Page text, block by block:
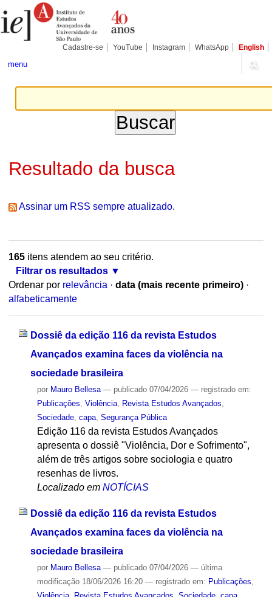
para
conteúdo.
Pessoais
Cadastre-se YouTube Instagram WhatsApp English
menu
Resultado da busca
Assinar um RSS sempre atualizado.
165itens atendem ao seu critério.
Filtrar os resultados
Ordenar por relevância · data (mais recente primeiro) ·
alfabeticamente
Dossiê da edição 116 da revista Estudos
Avançados examina faces da violência na
sociedade brasileira
por Mauro Bellesa — publicado07/04/2026 — registrado em:
Publicações Violência, Revista Estudos Avançados
Sociedade, capa, Segurança Pública
Edição 116 da revista Estudos Avançados
apresenta o dossiê "Violência, Dor e Sofrimento",
além de três artigos sobre sociologia e quatro
resenhas de livros.
Localizado em NOTÍCIAS
Dossiê da edição 116 da revista Estudos
Avançados examina faces da violência na
sociedade brasileira
por Mauro Bellesa — publicado07/04/2026 — última
modificação18/06/2026 16:20 — registrado em: Publicações